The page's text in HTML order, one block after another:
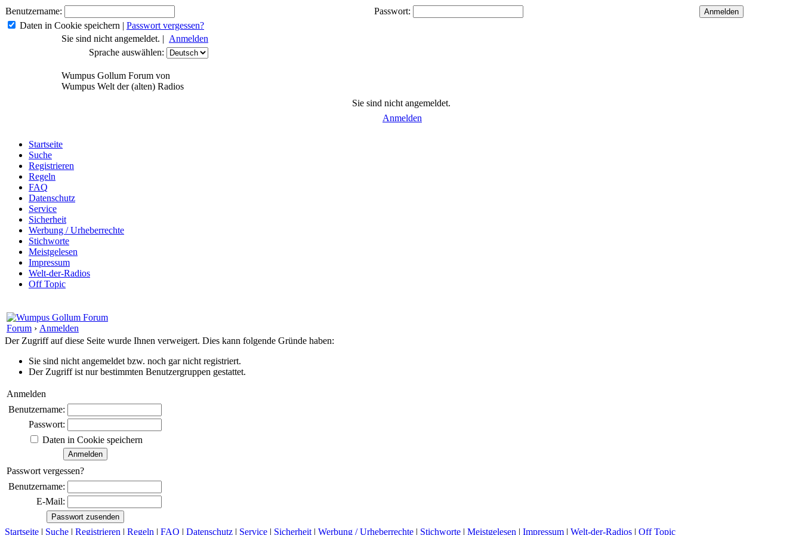
Benutzername:
Passwort:
Daten in Cookie speichern | Passwort vergessen?
Sie sind nicht angemeldet. | Anmelden
Sprache auswählen:
Wumpus Gollum Forum von
Wumpus Welt der (alten) Radios
Sie sind nicht angemeldet.
Anmelden
Startseite
Suche
Registrieren
Regeln
FAQ
Datenschutz
Service
Sicherheit
Werbung / Urheberrechte
Stichworte
Meistgelesen
Impressum
Welt-der-Radios
Off Topic
Forum › Anmelden
Der Zugriff auf diese Seite wurde Ihnen verweigert. Dies kann folgende Gründe haben:
Sie sind nicht angemeldet bzw. noch gar nicht registriert.
Der Zugriff ist nur bestimmten Benutzergruppen gestattet.
Anmelden
Benutzername:
Passwort:
Daten in Cookie speichern
Passwort vergessen?
Benutzername:
E-Mail:
Startseite | Suche | Registrieren | Regeln | FAQ | Datenschutz | Service | Sicherheit | Werbung / Urheberrechte | Stichworte | Meistgelesen | Impressum | Welt-der-Radios | Off Topic